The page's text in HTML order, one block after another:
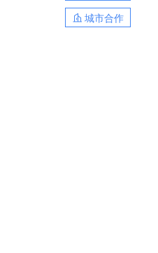
城市合作